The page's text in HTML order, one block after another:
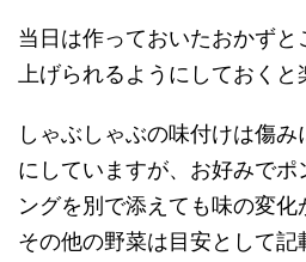
当日は作っておいたおかず
上げられるようにしておくと
しゃぶしゃぶの味付けは傷み
にしていますが、お好みで
ングを別で添えても味の変化
その他の野菜は目安として